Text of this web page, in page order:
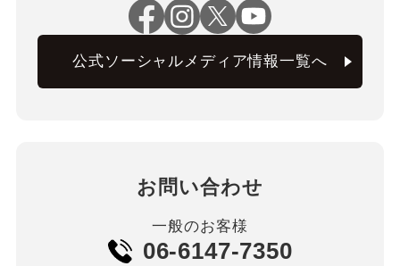
公式ソーシャルメディア情報一覧へ
お問い合わせ
一般のお客様
06-6147-7350